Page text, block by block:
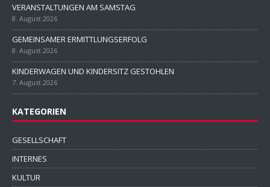
VERANSTALTUNGEN AM SAMSTAG
8. August 2026
GEMEINSAMER ERMITTLUNGSERFOLG
8. August 2026
KINDERWAGEN UND KINDERSITZ GESTOHLEN
7. August 2026
KATEGORIEN
GESELLSCHAFT
INTERNES
KULTUR